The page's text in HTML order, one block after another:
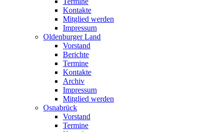
Kontakte
Mitglied werden
Impressum
Oldenburger Land
Vorstand
Berichte
Termine
Kontakte
Archiv
Impressum
Mitglied werden
Osnabrück
Vorstand
Termine